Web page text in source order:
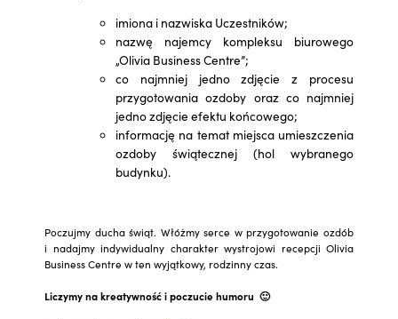
imiona i nazwiska Uczestników;
nazwę najemcy kompleksu biurowego
„Olivia Business Centre”;
co najmniej jedno zdjęcie z procesu
przygotowania ozdoby oraz co najmniej
jedno zdjęcie efektu końcowego;
informację na temat miejsca umieszczenia
ozdoby świątecznej (hol wybranego
budynku).
Poczujmy ducha świąt. Włóżmy serce w przygotowanie ozdób
i nadajmy indywidualny charakter wystrojowi recepcji Olivia
Business Centre w ten wyjątkowy, rodzinny czas.
Liczymy na kreatywność i poczucie humoru 🙂